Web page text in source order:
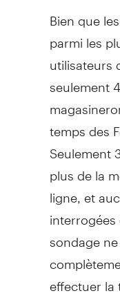
Bien que
parmi les
utilisateurs
seulement
temps des
Seulement
plus de la
ligne, et
sondage
effectuer la